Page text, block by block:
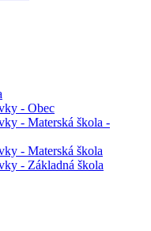
- Obec
- Materská škola -
- Materská škola
- Základná škola